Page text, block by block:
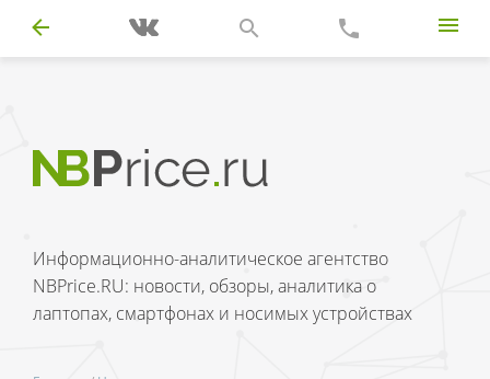
Информационно-аналитическое агентство
NBPrice.RU: новости, обзоры, аналитика о
лаптопах, смартфонах и носимых устройствах